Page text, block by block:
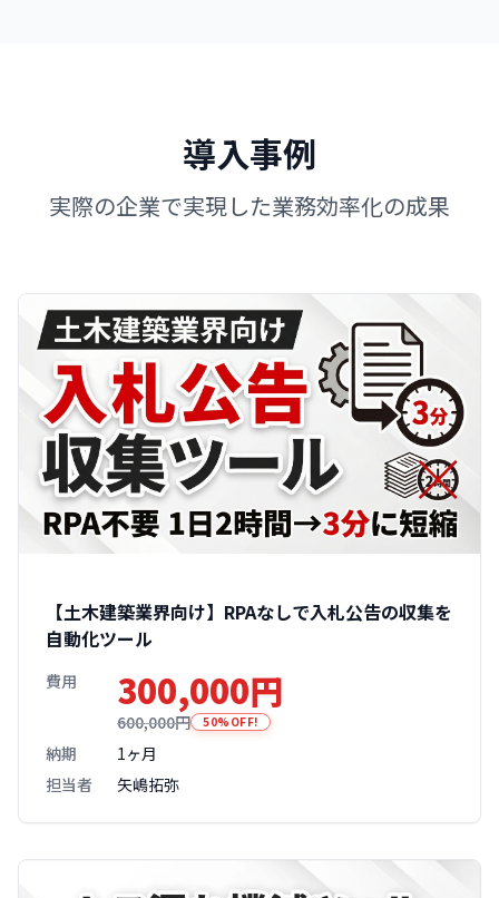
導入事例
実際の企業で実現した業務効率化の成果
【土木建築業界向け】RPAなしで入札公告の収集を
自動化ツール
費用 300,000円
600,000円 50%OFF!
納期
1ヶ月
担当者
矢嶋拓弥